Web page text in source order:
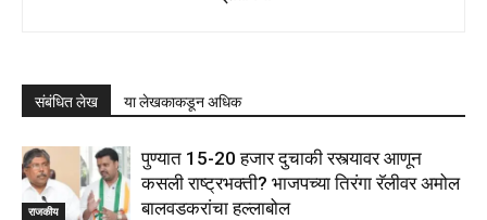
संबंधित लेख या लेखकाकडून अधिक
राजकीय
पुण्यात 15-20 हजार दुचाकी रस्त्यावर आणून
कसली राष्ट्रभक्ती? भाजपच्या तिरंगा रॅलीवर अमोल
बालवडकरांचा हल्लाबोल